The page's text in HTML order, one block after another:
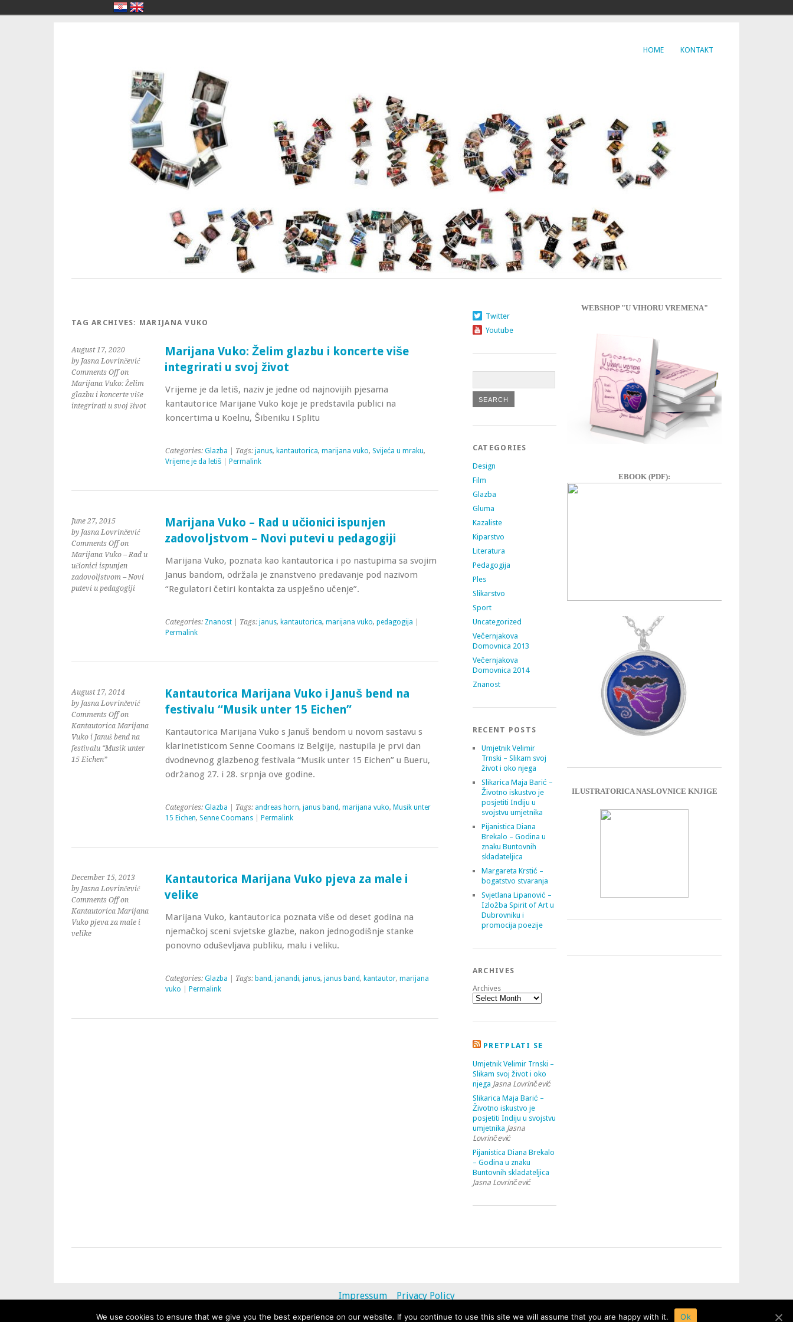
HOME KONTAKT
TAG ARCHIVES: MARIJANA VUKO
August 17, 2020
by Jasna Lovrinčević
Comments Offon
Marijana Vuko: Želim
glazbu i koncerte više
integrirati u svoj život
Marijana Vuko: Želim glazbu i koncerte više
integrirati u svoj život
Vrijeme je da letiš, naziv je jedne od najnovijih pjesama
kantautorice Marijane Vuko koje je predstavila publici na
koncertima u Koelnu, Šibeniku i Splitu
Categories: Glazba | Tags: janus, kantautorica, marijana vuko, Svijeća u mraku,
Vrijeme je da letiš| Permalink
June 27, 2015
by Jasna Lovrinčević
Comments Offon
Marijana Vuko – Rad u
učionici ispunjen
zadovoljstvom – Novi
putevi u pedagogiji
Marijana Vuko – Rad u učionici ispunjen
zadovoljstvom – Novi putevi u pedagogiji
Marijana Vuko, poznata kao kantautorica i po nastupima sa svojim
Janus bandom, održala je znanstveno predavanje pod nazivom
“Regulatori četiri kontakta za uspješno učenje”.
Categories: Znanost| Tags: janus, kantautorica, marijana vuko, pedagogija
Permalink
August 17, 2014
by Jasna Lovrinčević
Comments Offon
Kantautorica Marijana
Vuko i Januš bend na
festivalu “Musik unter
15 Eichen”
Kantautorica Marijana Vuko i Januš bend na
festivalu “Musik unter 15 Eichen”
Kantautorica Marijana Vuko s Januš bendom u novom sastavu s
klarinetisticom Senne Coomans iz Belgije, nastupila je prvi dan
dvodnevnog glazbenog festivala “Musik unter 15 Eichen” u Bueru,
održanog 27. i 28. srpnja ove godine.
Categories: Glazba | Tags: andreas horn, janus band, marijana vuko, Musik unter
15 Eichen, Senne Coomans| Permalink
December 15, 2013
by Jasna Lovrinčević
Comments Offon
Kantautorica Marijana
Vuko pjeva za male i
velike
Kantautorica Marijana Vuko pjeva za male i
velike
Marijana Vuko, kantautorica poznata više od deset godina na
njemačkoj sceni svjetske glazbe, nakon jednogodišnje stanke
ponovno oduševljava publiku, malu i veliku.
Categories: Glazba | Tags: band, janandi, janus, janus band, kantautor, marijana
vuko
Permalink
Twitter
Youtube
CATEGORIES
Design
Film
Glazba
Gluma
Kazaliste
Kiparstvo
Literatura
Pedagogija
Ples
Slikarstvo
Sport
Uncategorized
Večernjakova
Domovnica 2013
Večernjakova
Domovnica 2014
Znanost
RECENT POSTS
Umjetnik Velimir
Trnski – Slikam svoj
život i oko njega
Slikarica Maja Barić –
Životno iskustvo je
posjetiti Indiju u
svojstvu umjetnika
Pijanistica Diana
Brekalo – Godina u
znaku Buntovnih
skladateljica
Margareta Krstić –
bogatstvo stvaranja
Svjetlana Lipanović –
Izložba Spirit of Art u
Dubrovniku i
promocija poezije
ARCHIVES
Archives
PRETPLATI SE
Umjetnik Velimir Trnski –
Slikam svoj život i oko
njega Jasna Lovrinčević
Slikarica Maja Barić –
Životno iskustvo je
posjetiti Indiju u svojstvu
umjetnika Jasna
Lovrinčević
Pijanistica Diana Brekalo
– Godina u znaku
Buntovnih skladateljica
Jasna Lovrinčević
WEBSHOP "U VIHORU VREMENA"
EBOOK (PDF):
ILUSTRATORICA NASLOVNICE KNJIGE
Impressum
Privacy Policy
© 2013 - 2020 uvihoruvremena.com. Alle Rechte vorbehalten.
We use cookies to ensure that we give you the best experience on our website. If you continue to use this site we will assume that you are happy with it. Ok